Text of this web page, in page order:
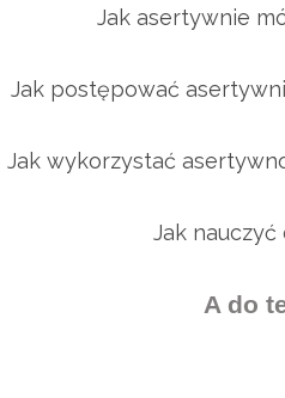
Jak asertywnie
Jak postępować
Jak wykorzystać
Jak
A do